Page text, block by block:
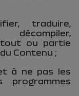
traduire,
tout ou partie
Contenu ;
à ne pas les
programmes